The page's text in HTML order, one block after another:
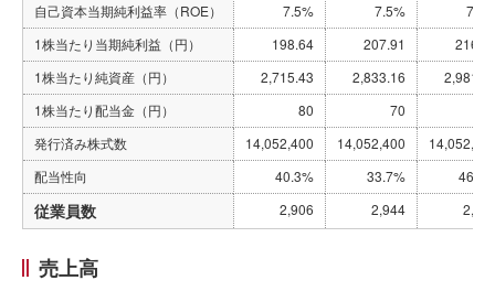
自己資本当期純利益率（ROE）
7.5% 7.5%
1株当たり当期純利益（円）
198.64 207.91
1株当たり純資産（円）
2,715.43 2,833.16
1株当たり配当金（円）
80 70
発行済み株式数
14,052,400 14,052,400
配当性向
40.3% 33.7%
従業員数 2,906 2,944
売上高